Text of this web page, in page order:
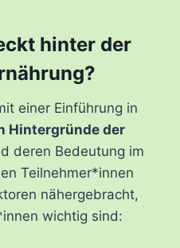
hinter der
einer Einführung in
Hintergründe der
deren Bedeutung im
Teilnehmer*innen
nähergebracht,
wichtig sind: